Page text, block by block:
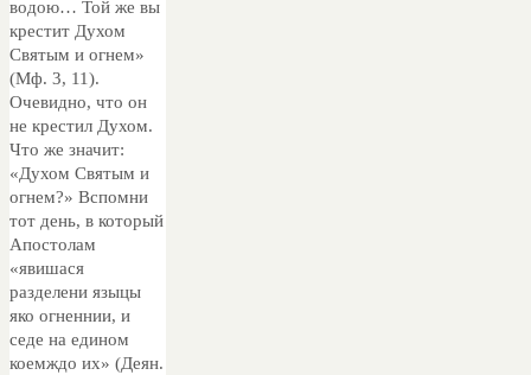
водою… Той же вы
крестит Духом
Святым и огнем»
(Мф. 3, 11).
Очевидно, что он
не крестил Духом.
Что же значит:
«Духом Святым и
огнем?» Вспомни
тот день, в который
Апостолам
«явишася
разделени языцы
яко огненнии, и
седе на едином
коемждо их» (Деян.